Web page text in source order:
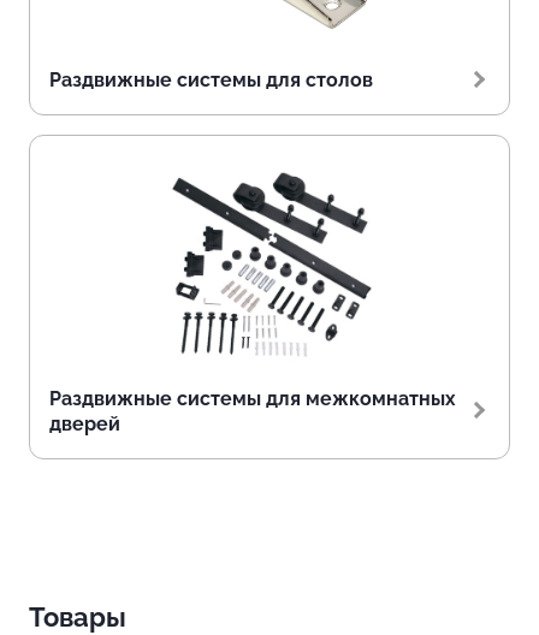
Раздвижные системы для столов
Раздвижные системы для межкомнатных
дверей
Товары